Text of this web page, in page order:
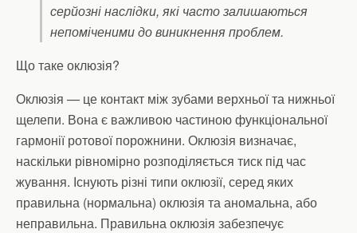
серйозні наслідки, які часто залишаються
непоміченими до виникнення проблем.
Що таке оклюзія?
Оклюзія — це контакт між зубами верхньої та нижньої
щелепи. Вона є важливою частиною функціональної
гармонії ротової порожнини. Оклюзія визначає,
наскільки рівномірно розподіляється тиск під час
жування. Існують різні типи оклюзії, серед яких
правильна (нормальна) оклюзія та аномальна, або
неправильна. Правильна оклюзія забезпечує